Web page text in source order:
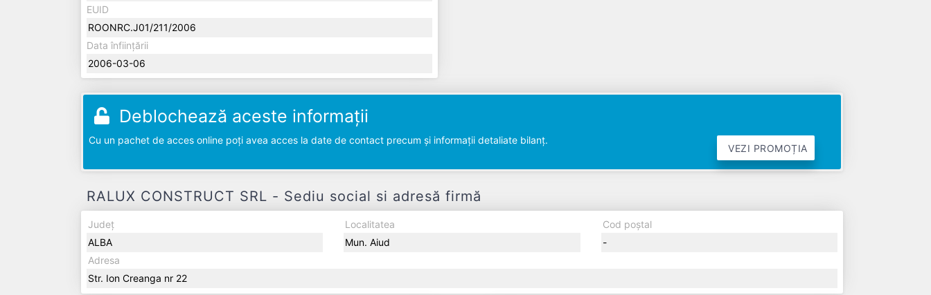
EUID
ROONRC.J01/211/2006
Data înființării
2006-03-06
Deblochează aceste informații
Cu un pachet de acces online poți avea acces la date de contact precum și informații detaliate bilanț.
VEZI PROMOȚIA
RALUX CONSTRUCT SRL - Sediu social si adresă firmă
Județ
ALBA
Localitatea
Mun. Aiud
Cod poștal
-
Adresa
Str. Ion Creanga nr 22